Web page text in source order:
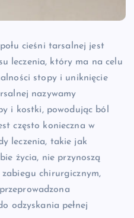
cieśni tarsalnej jest
leczenia, który ma na celu
stopy i uniknięcie
nazywamy
i kostki, powodując ból
często konieczna w
leczenia, takie jak
życia, nie przynoszą
chirurgicznym,
odzyskania pełnej